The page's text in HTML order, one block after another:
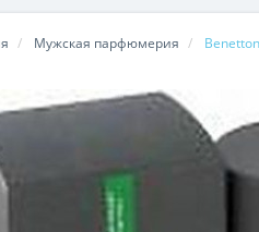
Мужская парфюмерия